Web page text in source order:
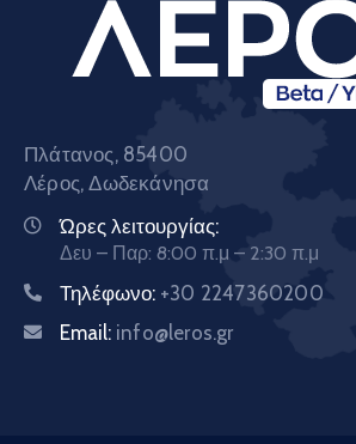
Πλάτανος, 85400
Λέρος, Δωδεκάνησα
Ώρες λειτουργίας:
Δευ – Παρ: 8:00 π.μ – 2:30 π.μ
Τηλέφωνο: +30 2247360200
Email: info@leros.gr